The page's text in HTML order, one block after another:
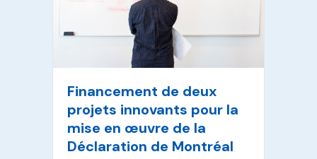
Financement de deux
projets innovants pour la
mise en œuvre de la
Déclaration de Montréal